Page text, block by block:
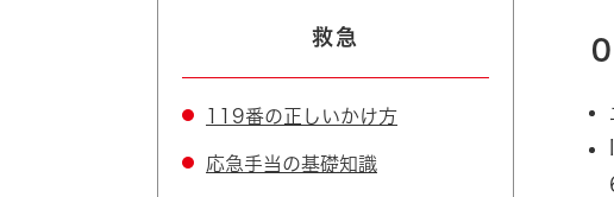
救急
119番の正しいかけ方
応急手当の基礎知識